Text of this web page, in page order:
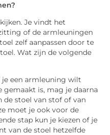
Je vindt het
of de armleuningen
zelf aanpassen door te
Wat zijn de volgende
je een armleuning wilt
gemaakt is, mag je daarna
de stoel van stof of van
moet je ook voor de
stap kun je kiezen of je
van de stoel hetzelfde